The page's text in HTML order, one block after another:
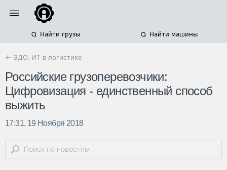
Найти грузы Найти машины
← ЭДО, ИТ в логистике
Российские грузоперевозчики:
Цифровизация - единственный способ
выжить
17:31, 19 Ноября 2018